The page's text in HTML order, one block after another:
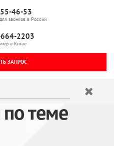
46-53
звонков в России
2203
в Китае
ЗАПРОС
теме